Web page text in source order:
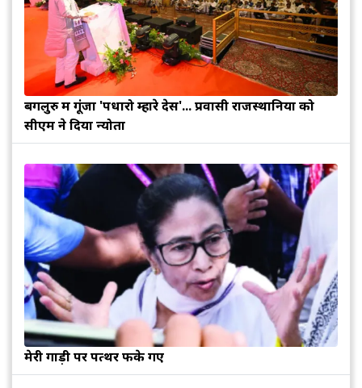
बेंगलुरु में गूंजा 'पधारो म्हारे देस'... प्रवासी राजस्थानियों को
सीएम ने दिया न्योता
मेरी गाड़ी पर पत्थर फेंके गए